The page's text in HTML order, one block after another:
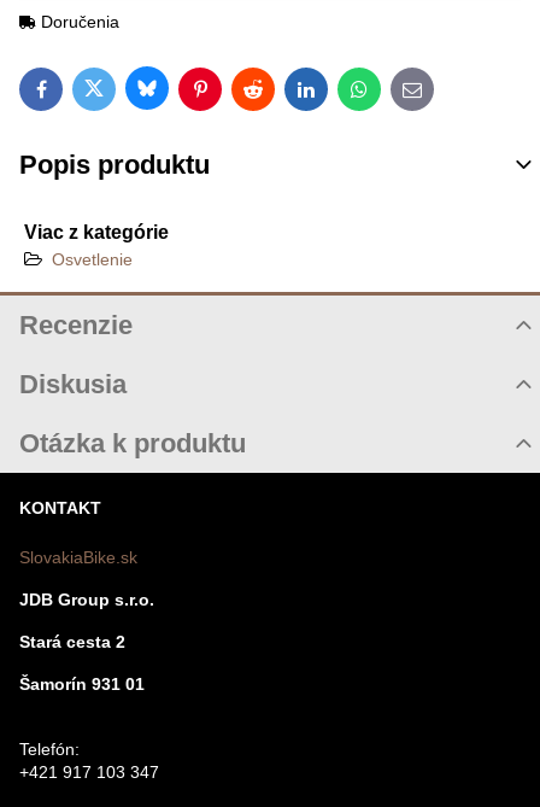
Doručenia
FacebookTwitterBlueskyPinterestRedditLinkedInWhatsApp
E-mail
Popis produktu
Viac z kategórie
Osvetlenie
Recenzie
Diskusia
Zatiaľ nie sú žiadne komentáre! Buďte prvý!
Nový komentár
Otázka k produktu
MENO
VÁŠ E-MAIL
KONTAKT
SlovakiaBike.sk
JDB Group s.r.o.
Stará cesta 2
Šamorín 931 01
Telefón:
+421 917 103 347